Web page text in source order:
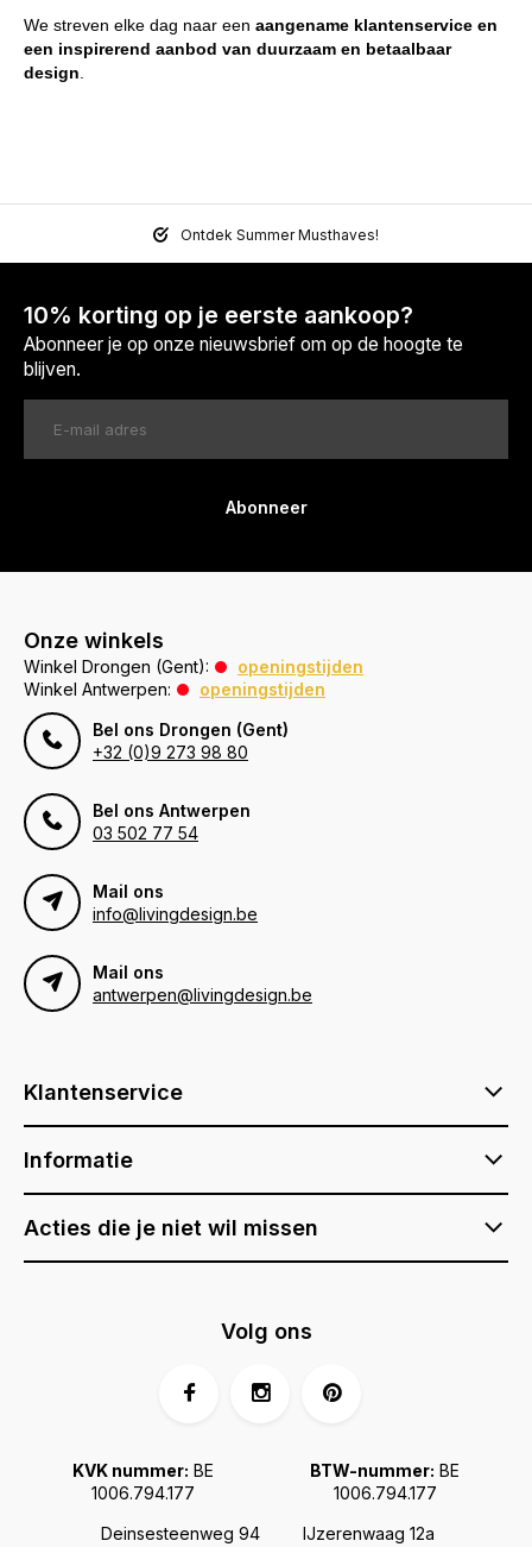
We streven elke dag naar een aangename klantenservice en
een inspirerend aanbod van duurzaam en betaalbaar
design
Ontdek Summer Musthaves!
10% korting op je eerste aankoop?
Abonneer je op onze nieuwsbrief om op de hoogte te
blijven.
Abonneer
Onze winkels
Winkel Drongen (Gent):
openingstijden
Winkel Antwerpen:
openingstijden
Bel ons Drongen (Gent)
+32 (0)9 273 98 80
Bel ons Antwerpen
03 502 77 54
Mail ons
info@livingdesign.be
Mail ons
antwerpen@livingdesign.be
Klantenservice
Informatie
Acties die je niet wil missen
Deinsesteenweg 94
IJzerenwaag 12a
KVK nummer: BE
1006.794.177
BTW-nummer: BE
1006.794.177
Volg ons